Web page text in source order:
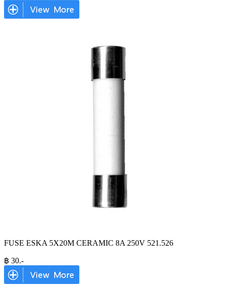
FUSE ESKA 5X20M CERAMIC 8A 250V 521.526
฿ 30.-